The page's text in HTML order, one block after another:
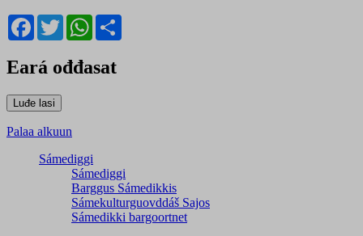
Facebook
TwitterWhatsApp
Eará ođđasat
Palaa alkuun
Sámediggi
Sámediggi
Barggus Sámedikkis
Sámekulturguovddáš Sajos
Sámedikki bargoortnet